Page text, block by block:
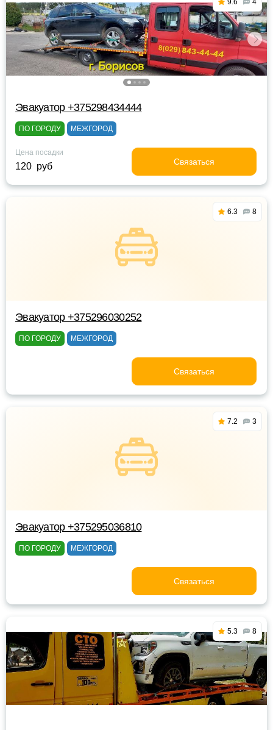
9.6 4
Эвакуатор +375298434444
ПО ГОРОДУ МЕЖГОРОД
Цена посадки
120 руб Связаться
6.3 8
Эвакуатор +375296030252
ПО ГОРОДУ МЕЖГОРОД
Связаться
7.2 3
Эвакуатор +375295036810
ПО ГОРОДУ МЕЖГОРОД
Связаться
5.3 8